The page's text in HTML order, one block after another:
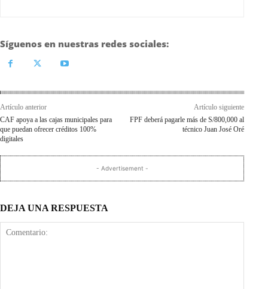
Síguenos en nuestras redes sociales:
Artículo anterior
CAF apoya a las cajas municipales para
que puedan ofrecer créditos 100%
digitales
Artículo siguiente
FPF deberá pagarle más de S/800,000 al
técnico Juan José Oré
- Advertisement -
DEJA UNA RESPUESTA